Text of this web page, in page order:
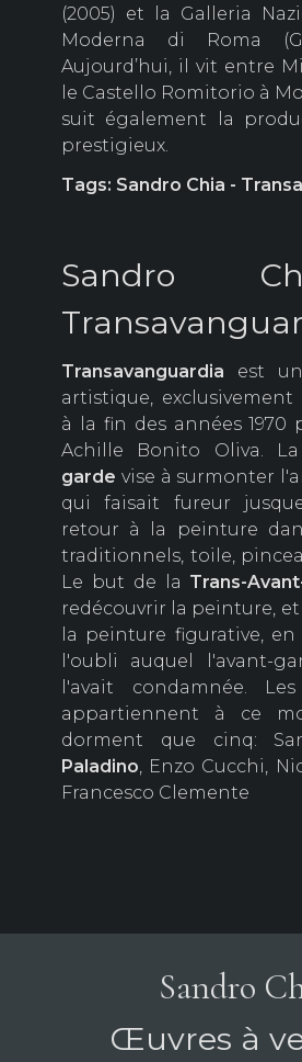
(2005) et la Galleria
Moderna di Roma
Aujourd’hui, il vit entre
le Castello Romitorio à
suit également la
prestigieux.
Tags: Sandro Chia -
Sandro
Transavanguardia est
artistique,
à la fin des années 1970
Achille Bonito Oliva. La
garde vise à surmonter
qui faisait fureur
retour à la peinture
traditionnels, toile,
Le but de la Trans-
redécouvrir la peinture,
la peinture figurative,
l'oubli auquel l'avant-
l'avait condamnée.
appartiennent à ce
dorment que cinq:
Paladino, Enzo Cucchi,
Francesco Clemente
Sandro
Œuvres à